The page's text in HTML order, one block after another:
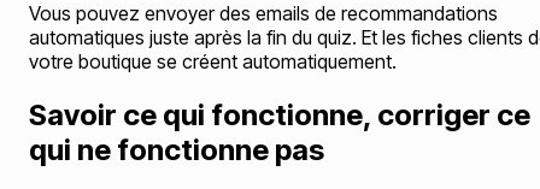
Vous pouvez envoyer des emails de recommandations
automatiques juste après la fin du quiz. Et les fiches clients
votre boutique se créent automatiquement.
Savoir ce qui fonctionne, corriger ce
qui ne fonctionne pas